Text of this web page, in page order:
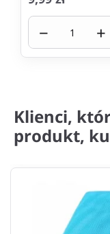
− +
Klienci,
produkt,